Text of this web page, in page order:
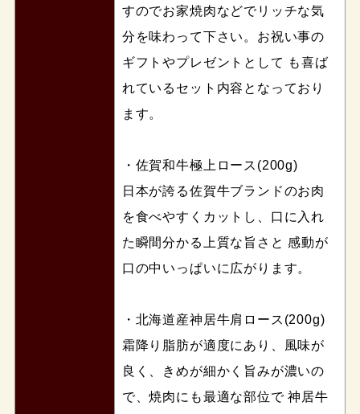
すのでお家焼肉などでリッチな気
分を味わって下さい。お祝い事の
ギフトやプレゼントとして も喜ば
れているセット内容となっており
ます。
・佐賀和牛極上ロース(200g)
日本が誇る佐賀牛ブランドのお肉
を食べやすくカットし、口に入れ
た瞬間分かる上質な旨さと 感動が
口の中いっぱいに広がります。
・北海道産神居牛肩ロース(200g)
霜降り脂肪が適度にあり、風味が
良く、きめが細かく旨みが濃いの
で、焼肉にも最適な部位で 神居牛